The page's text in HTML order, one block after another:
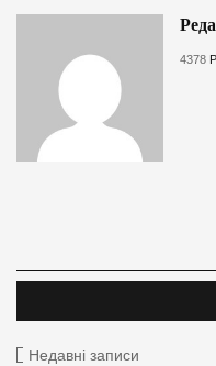
4378
Недавні записи